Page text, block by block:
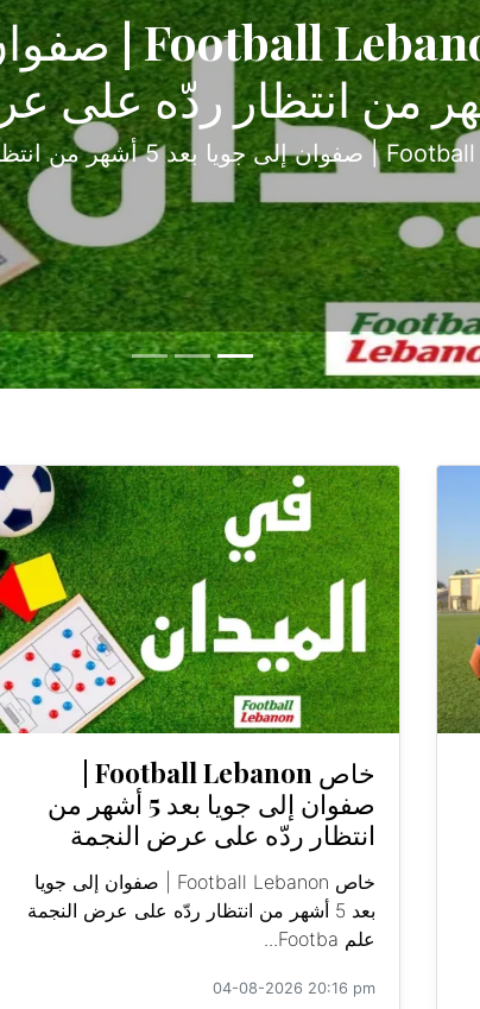
تبدأ من جبل محسن
والصراع في دوري الدرجة الثانية، نجح
صفوان إلى جويا بعد 5 أشهر من
انتظار ردّه على عرض النجمة
خاص Football Lebanon | صفوان إلى جويا
بعد 5 أشهر من انتظار ردّه على عرض النجمة
علم Footba...
04-08-2026 20:16 pm